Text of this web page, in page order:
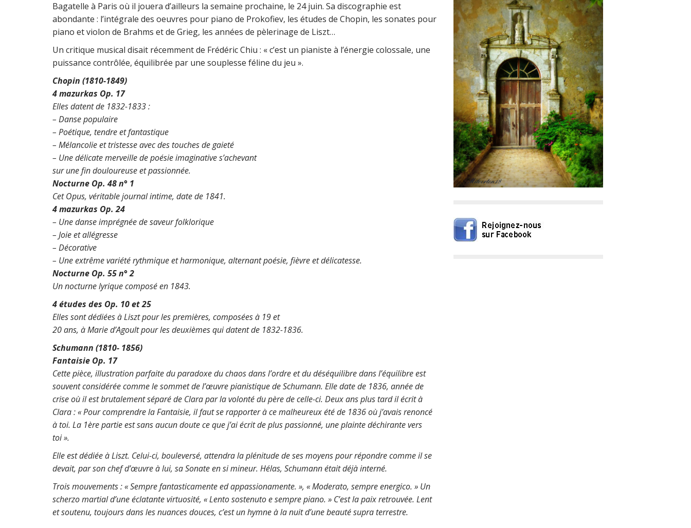
Bagatelle à Paris où il jouera d’ailleurs la semaine prochaine, le 24 juin. Sa discographie est
abondante : l’intégrale des oeuvres pour piano de Prokofiev, les études de Chopin, les sonates pour
piano et violon de Brahms et de Grieg, les années de pèlerinage de Liszt…
Un critique musical disait récemment de Frédéric Chiu : « c’est un pianiste à l’énergie colossale, une
puissance contrôlée, équilibrée par une souplesse féline du jeu ».
Chopin (1810-1849)
4 mazurkas Op. 17
Elles datent de 1832-1833 :
– Danse populaire
– Poétique, tendre et fantastique
– Mélancolie et tristesse avec des touches de gaieté
– Une délicate merveille de poésie imaginative s’achevant
sur une fin douloureuse et passionnée.
Nocturne Op. 48 n° 1
Cet Opus, véritable journal intime, date de 1841.
4 mazurkas Op. 24
– Une danse imprégnée de saveur folklorique
– Joie et allégresse
– Décorative
– Une extrême variété rythmique et harmonique, alternant poésie, fièvre et délicatesse.
Nocturne Op. 55 n° 2
Un nocturne lyrique composé en 1843.
4 études des Op. 10 et 25
Elles sont dédiées à Liszt pour les premières, composées à 19 et
20 ans, à Marie d’Agoult pour les deuxièmes qui datent de 1832-1836.
Schumann (1810- 1856)
Fantaisie Op. 17
Cette pièce, illustration parfaite du paradoxe du chaos dans l’ordre et du déséquilibre dans l’équilibre est
souvent considérée comme le sommet de l’œuvre pianistique de Schumann. Elle date de 1836, année de
crise où il est brutalement séparé de Clara par la volonté du père de celle-ci. Deux ans plus tard il écrit à
Clara : « Pour comprendre la Fantaisie, il faut se rapporter à ce malheureux été de 1836 où j’avais renoncé
à toi. La 1ère partie est sans aucun doute ce que j’ai écrit de plus passionné, une plainte déchirante vers
toi ».
Elle est dédiée à Liszt. Celui-ci, bouleversé, attendra la plénitude de ses moyens pour répondre comme il se
devait, par son chef d’œuvre à lui, sa Sonate en si mineur. Hélas, Schumann était déjà interné.
Trois mouvements :« Sempre fantasticamente ed appassionamente. », « Moderato, sempre energico. » Un
scherzo martiald’une éclatante virtuosité, « Lento sostenuto e sempre piano. » C’est la paix retrouvée. Lent
et soutenu, toujours dans les nuances douces, c’est un hymne à la nuit d’une beauté supra terrestre.